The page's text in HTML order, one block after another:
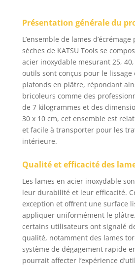
cm
La
une
lisser
Présentation générale du
L’ensemble de lames
sèches de KATSU Tools se
acier inoxydable mesurant 25, 40,
outils sont conçus pour le lissage
plafonds en plâtre, répondant
bricoleurs comme des
de 7 kilogrammes et des
30 x 10 cm, cet ensemble est
et facile à transporter pour les
intérieure.
Qualité et efficacité des
Les lames en acier inoxydable
leur durabilité et leur efficacité.
exception et offrent une surface
appliquer uniformément le
certains utilisateurs ont signalé
qualité, notamment des lames
système de dégagement rapide
pourrait affecter l’expérience